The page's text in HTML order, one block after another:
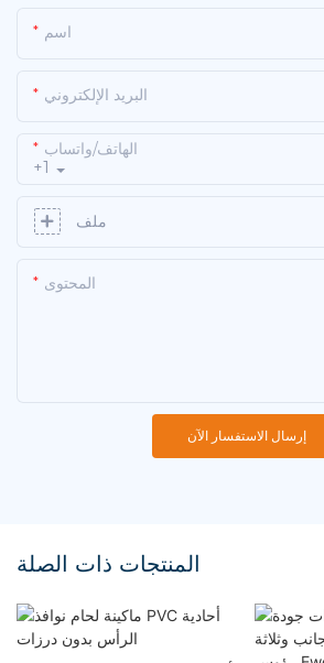
اسم
البريد الإلكتروني
+1
الهاتف/واتساب
ملف
المحتوى
إرسال الاستفسار الآن
المنتجات ذات الصلة